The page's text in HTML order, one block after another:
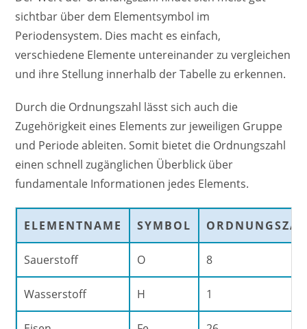
sichtbar über dem Elementsymbol im
Periodensystem. Dies macht es einfach,
verschiedene Elemente untereinander zu vergleichen
und ihre Stellung innerhalb der Tabelle zu erkennen.
Durch die Ordnungszahl lässt sich auch die
Zugehörigkeit eines Elements zur jeweiligen Gruppe
und Periode ableiten. Somit bietet die Ordnungszahl
einen schnell zugänglichen Überblick über
fundamentale Informationen jedes Elements.
ELEMENTNAME SYMBOL
Sauerstoff O 8
Wasserstoff H 1